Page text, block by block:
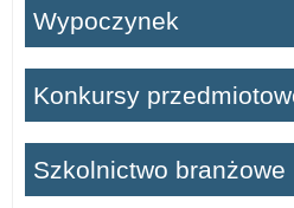
Wypoczynek
Konkursy
Szkolnictwo branżowe